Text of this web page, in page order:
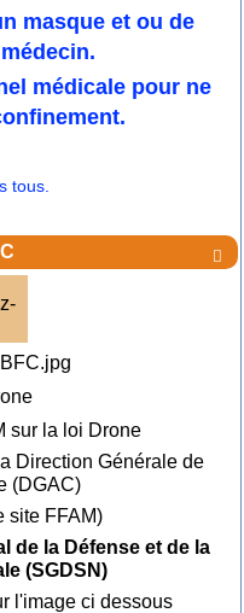
masque et ou de
médicale pour ne
tous.

sur la loi Drone
Direction Générale de
(DGAC)
site FFAM)
de la Défense et de la
(SGDSN)
l'image ci dessous